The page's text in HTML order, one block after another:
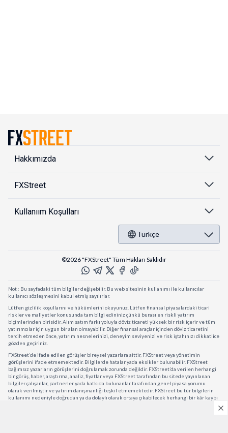
Hakkımızda
FXStreet
Kullanıım Koşulları
Türkçe
©2026 "FXStreet" Tüm Hakları Saklıdır
Not : Bu sayfadaki tüm bilgiler değişebilir. Bu web sitesinin kullanımı ile kullanıcılar
kullanıcı sözleşmesini kabul etmiş sayılırlar.
Lütfen gizlilik koşullarını ve hükümlerini okuyunuz. Lütfen finansal piyasalardaki ticari
riskler ve maliyetler konusunda tam bilgi edininiz çünkü burası en riskli yatırım
biçimlerinden birisidir. Alım satım farkı yoluyla döviz ticareti yüksek bir risk içerir ve tüm
yatırımcılar için uygun bir alan olmayabilir. Diğer finansal araçlar içinden döviz ticaretini
tercih etmeden önce, yatırım nesnelerinizi, deneyim seviyenizi ve risk iştahınızı dikkatlice
gözden geçiriniz.
FXStreet’de ifade edilen görüşler bireysel yazarlara aittir, FXStreet veya yönetimin
görüşlerini ifade etmemektedir. Bilgilerde hatalar yada eksikler bulunabilir. FXStreet
bağımsız yazarların görüşlerini doğrulamak zorunda değildir. FXStreet’da verilen herhangi
bir görüş, haber, araştırma, analiz, fiyatlar veya FXStreet tarafından bu sitede yayınlanan
bilgiler çalışanlar, partnerler yada katkıda bulunanlar tarafından genel piyasa yorumu
olarak verilmiştir ve yatırım danışmanlığı teşkil etmemektedir. FXStreet bu tür bilgilerin
kullanımı nedeniyle doğrudan ya da dolaylı olarak ortaya çıkabilecek herhangi bir kâr kaybı